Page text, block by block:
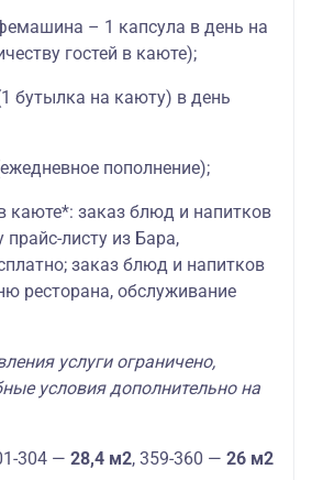
– 1 капсула в день на
гостей в каюте);
бутылка на каюту) в день
пополнение);
каюте*: заказ блюд и напитков
листу из Бара,
заказ блюд и напитков
ресторана, обслуживание
услуги ограничено,
условия дополнительно на
304 — 28,4 м2, 359-360 — 26 м2